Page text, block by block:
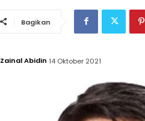
Bagikan
Zainal Abidin 14 Oktober 2021